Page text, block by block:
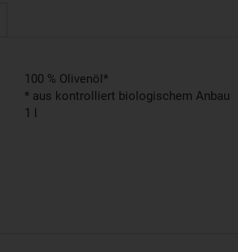
100 % Olivenöl*
* aus kontrolliert biologischem Anbau
1 l